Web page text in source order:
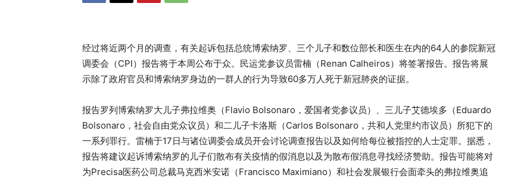
经过将近两个月的调查，有关起诉包括总统博索纳罗、三个儿子和数位部长和医生在内的64人的参院新冠
调委会（CPI）报告将于本周公布于众。民运党参议员雷楠（Renan Calheiros）将签署报告。报告将展
示除了政府官员和博索纳罗身边的一群人的行为导致60多万人死于新冠肺炎的证据。
报告罗列博索纳罗大儿子弗拉维奥（Flavio Bolsonaro，爱国者党参议员）、三儿子艾德埃多（Eduardo
Bolsonaro，社会自由党众议员）和二儿子卡洛斯（Carlos Bolsonaro，共和人党里约市议员）所犯下的
一系列罪行。雷楠于17日与诸位调委会成员开会讨论调查报告以及如何给每位被指控的人士定罪。据悉，
报告将建议起诉博索纳罗的儿子们散布有关疫情的假消息以及为散布假消息寻找经济赞助。报告可能将对
为Precisa医药公司总裁马克西米安诺（Francisco Maximiano）和社会发展银行会面牵头的弗拉维奥追